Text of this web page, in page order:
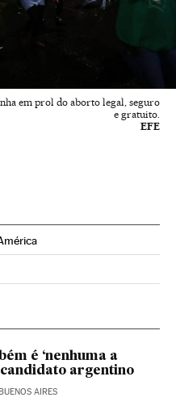
em prol do aborto legal, seguro
e gratuito.
EFE
en Instagram
en Facebook
é ‘nenhuma a
argentino
AIRES